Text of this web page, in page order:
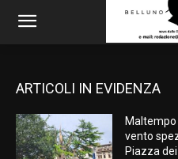
ARTICOLI IN EVIDENZA
vento
Piazza